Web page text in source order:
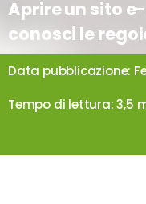
Aprire un sito
conosci le
Data pubblicazione:
Tempo di lettura: 3,5